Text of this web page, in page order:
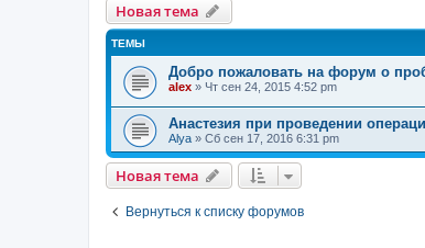
Новая тема
ТЕМЫ
Добро пожаловать на форум о
alex » Чт сен 24, 2015 4:52 pm
Анастезия при проведении
Alya » Сб сен 17, 2016 6:31 pm
Новая тема
Вернуться к списку форумов